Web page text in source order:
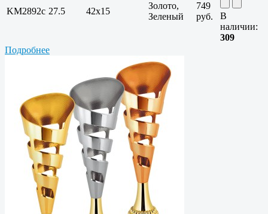
KM2892c 27.5 42х15
Золото,
Зеленый
749
руб.
В
наличии:
309
Подробнее